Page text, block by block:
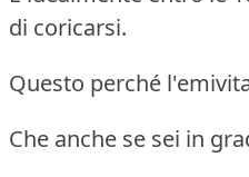
di coricarsi.
Questo perché
Che anche se sei in